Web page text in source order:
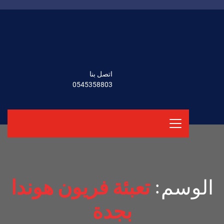
اتصل بنا
0545358803
الوسم:تعبئة فريون هوندا
بجدة